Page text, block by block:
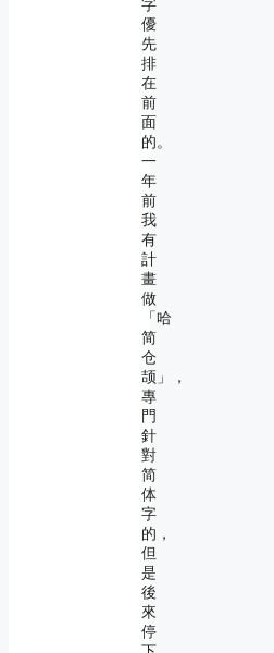
字
優
先
排
在
前
面
的。
一
年
前
我
有
計
畫
做
「哈
简
仓
颉」，
專
門
針
對
简
体
字
的，
但
是
後
來
停